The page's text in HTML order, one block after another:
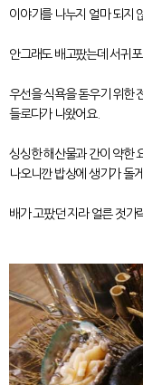
이야기를 나누지 얼마 되지
안그래도 배고팠는데 서귀
우선을 식욕을 돋우기 위한
들로다가 나왔어요.
싱싱한 해산물과 간이 약한
나오니깐 밥상에 생기가 돌
배가 고팠던 지라 얼른 젓가